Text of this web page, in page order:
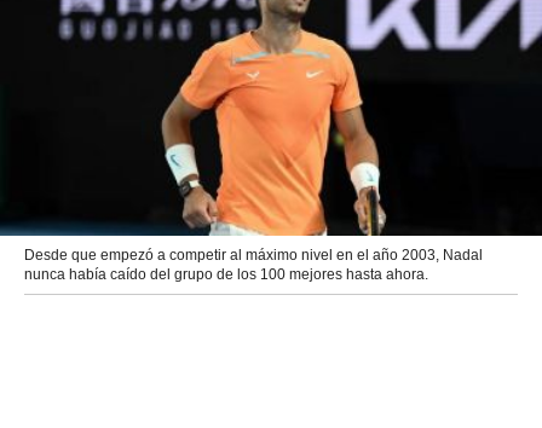
Desde que empezó a competir al máximo nivel en el año 2003, Nadal
nunca había caído del grupo de los 100 mejores hasta ahora.